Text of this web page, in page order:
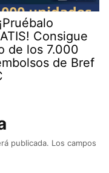
Consigue
de los 7.000
de Bref
publicada. Los campos